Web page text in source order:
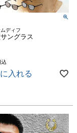
ディフ
ングラス
込
入れる